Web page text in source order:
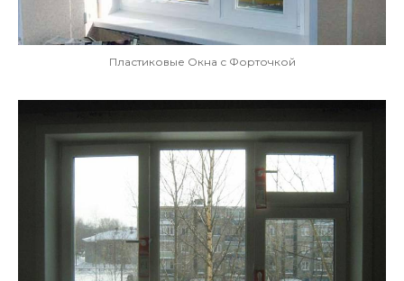
Пластиковые Окна с Форточкой